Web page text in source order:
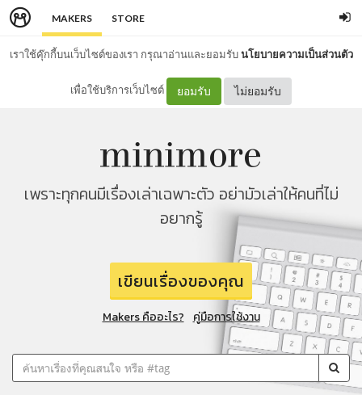
MAKERS STORE
เราใช้คุ๊กกี้บนเว็บไซต์ของเรา กรุณาอ่านและยอมรับนโยบายความเป็นส่วนตัว
เพื่อใช้บริการเว็บไซต์ ยอมรับ ไม่ยอมรับ
เพราะทุกคนมีเรื่องเล่าเฉพาะตัว อย่ามัวเล่าให้คนที่ไม่
อยากรู้
เขียนเรื่องของคุณ
Makers คืออะไร? คู่มือการใช้งาน